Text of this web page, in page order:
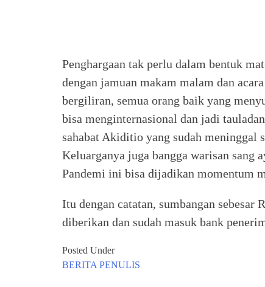
Penghargaan tak perlu dalam bentuk
dengan jamuan makam malam dan
bergiliran, semua orang baik yang
bisa menginternasional dan jadi
sahabat Akiditio yang sudah meninggal
Keluarganya juga bangga warisan sang
Pandemi ini bisa dijadikan momentum
Itu dengan catatan, sumbangan
diberikan dan sudah masuk bank
Posted Under
BERITA PENULIS